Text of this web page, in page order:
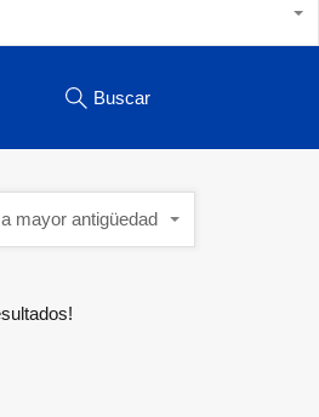
Buscar
mayor antigüedad